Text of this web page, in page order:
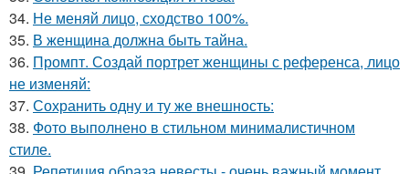
34. Не меняй лицо, сходство 100%.
35. В женщина должна быть тайна.
36. Промпт. Создай портрет женщины с референса, лицо
не изменяй:
37. Сохранить одну и ту же внешность:
38. Фото выполнено в стильном минималистичном
стиле.